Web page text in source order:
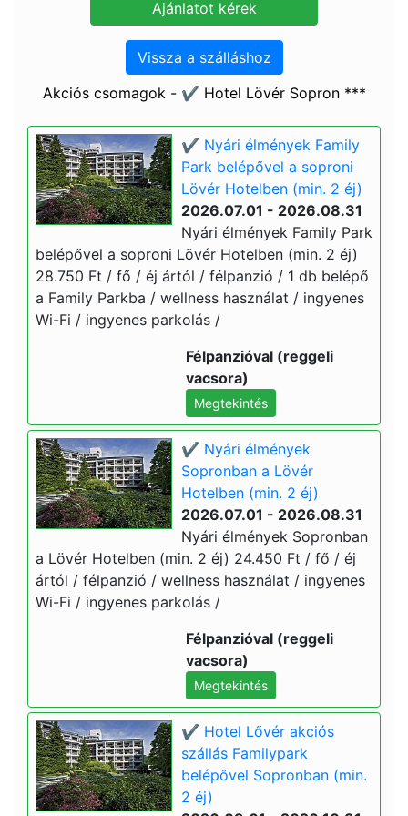
Vissza a szálláshoz
Akciós csomagok - ✔️ Hotel Lövér Sopron ***
✔️ Nyári élmények Family
Park belépővel a soproni
Lövér Hotelben (min. 2 éj)
2026.07.01 - 2026.08.31
Nyári élmények Family Park
belépővel a soproni Lövér Hotelben (min. 2 éj)
28.750 Ft / fő / éj ártól / félpanzió / 1 db belépő
a Family Parkba / wellness használat / ingyenes
Wi-Fi / ingyenes parkolás /
Félpanzióval (reggeli
vacsora)
Megtekintés
✔️ Nyári élmények
Sopronban a Lövér
Hotelben (min. 2 éj)
2026.07.01 - 2026.08.31
Nyári élmények Sopronban
a Lövér Hotelben (min. 2 éj) 24.450 Ft / fő / éj
ártól / félpanzió / wellness használat / ingyenes
Wi-Fi / ingyenes parkolás /
Félpanzióval (reggeli
vacsora)
Megtekintés
✔️ Hotel Lővér akciós
szállás Familypark
belépővel Sopronban (min.
2 éj)